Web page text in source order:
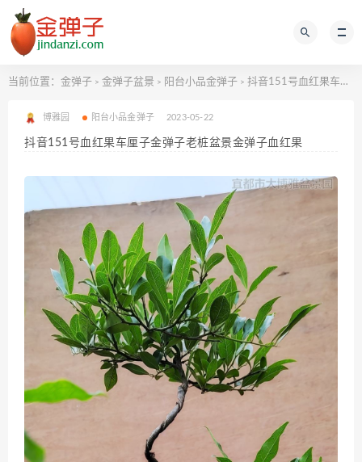
当前位置： 金弹子 > 金弹子盆景 > 阳台小品金弹子 > 抖音151号血红果车厘子金弹子老桩盆景金弹子血红果
博雅园 阳台小品金弹子 2023-05-22
抖音151号血红果车厘子金弹子老桩盆景金弹子血红果